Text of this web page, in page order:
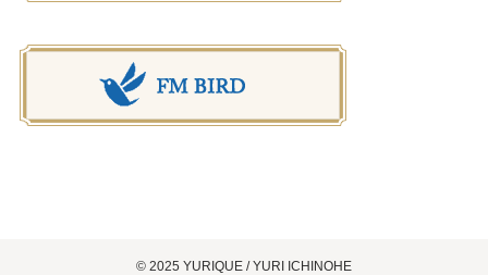
© 2025 YURIQUE / YURI ICHINOHE